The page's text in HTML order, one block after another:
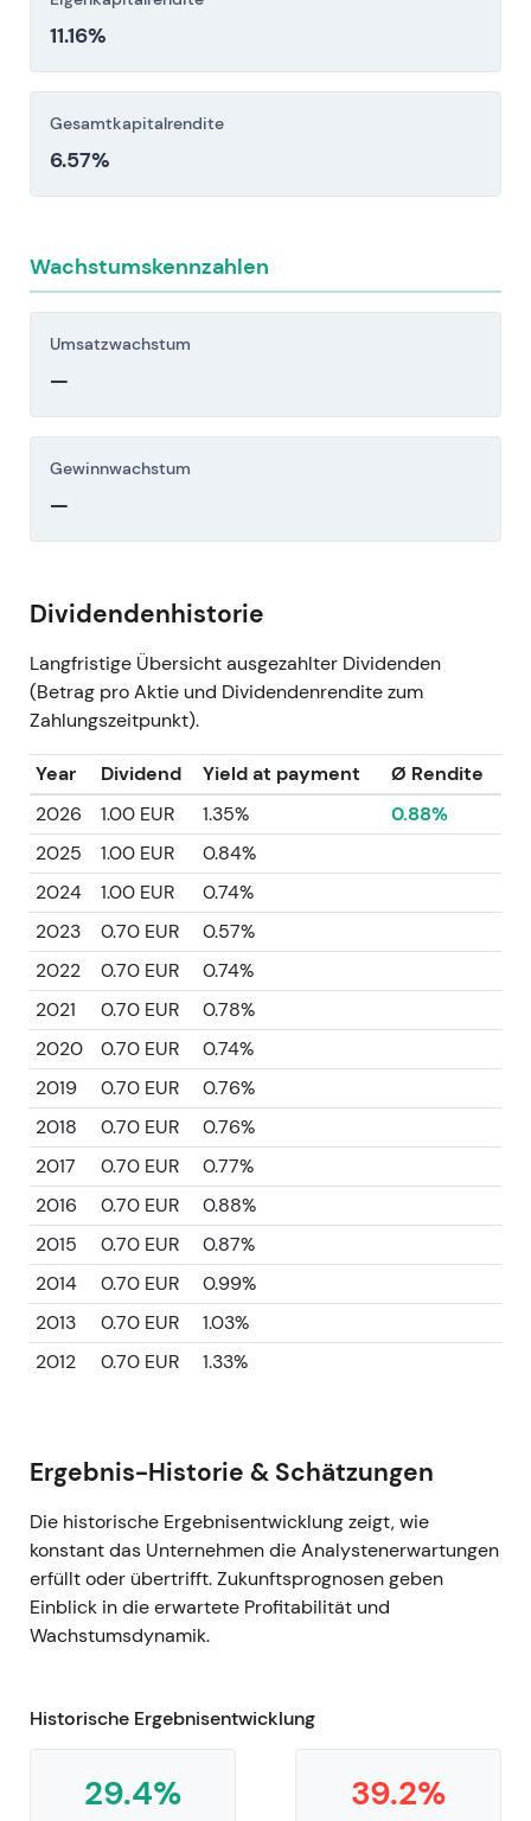
können.
Investitionsentscheidung sorgfältig berücksichtigen.
11.16%
Gesamtkapitalrendite
6.57%
Wachstumskennzahlen
Umsatzwachstum
—
Gewinnwachstum
—
Dividendenhistorie
Langfristige Übersicht ausgezahlter Dividenden
(Betrag pro Aktie und Dividendenrendite zum
Zahlungszeitpunkt).
Year Dividend Yield at payment
Ø Rendite
2026
1.00 EUR 1.35%
0.88%
2025
1.00 EUR
0.84%
2024
1.00 EUR
0.74%
2023
0.70 EUR
0.57%
2022
0.70 EUR
0.74%
2021
0.70 EUR
0.78%
2020
0.70 EUR
0.74%
2019
0.70 EUR
0.76%
2018
0.70 EUR
0.76%
2017
0.70 EUR
0.77%
2016
0.70 EUR
0.88%
2015
0.70 EUR
0.87%
2014
0.70 EUR
0.99%
2013
0.70 EUR
1.03%
2012
0.70 EUR 1.33%
Ergebnis-Historie & Schätzungen
Die historische Ergebnisentwicklung zeigt, wie
konstant das Unternehmen die Analystenerwartungen
erfüllt oder übertrifft. Zukunftsprognosen geben
Einblick in die erwartete Profitabilität und
Wachstumsdynamik.
Historische Ergebnisentwicklung
29.4% 39.2%